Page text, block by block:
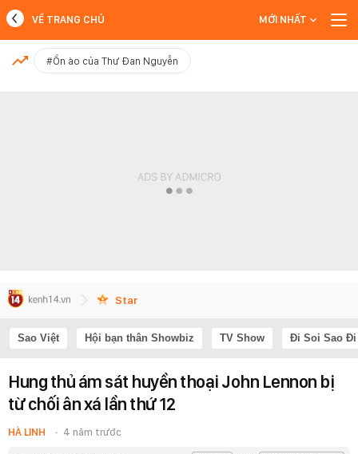
MỚI NHẤT
VỀ TRANG CHỦ MỚI NHẤT
#Ồn ào của Thư Đan Nguyễn
Star
Sao Việt Hội bạn thân Showbiz TV Show Đi Soi Sao Đi
Hung thủ ám sát huyền thoại John Lennon bị
từ chối ân xá lần thứ 12
HÀ LINH 4 năm trước